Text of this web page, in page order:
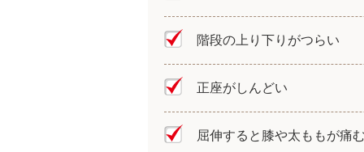
階段の上り下りがつらい
正座がしんどい
屈伸すると膝や太ももが痛